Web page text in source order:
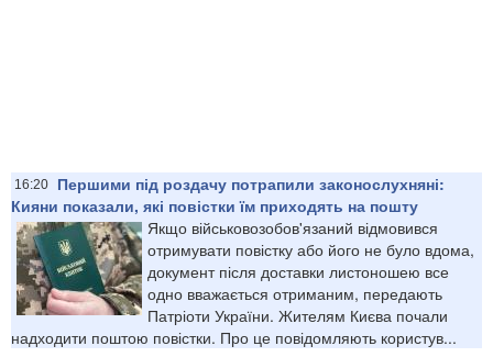
16:20
Першими під роздачу потрапили законослухняні:
Кияни показали, які повістки їм приходять на пошту
Якщо військовозобов'язаний відмовився
отримувати повістку або його не було вдома,
документ після доставки листоношею все
одно вважається отриманим, передають
Патріоти України. Жителям Києва почали
надходити поштою повістки. Про це повідомляють користув...